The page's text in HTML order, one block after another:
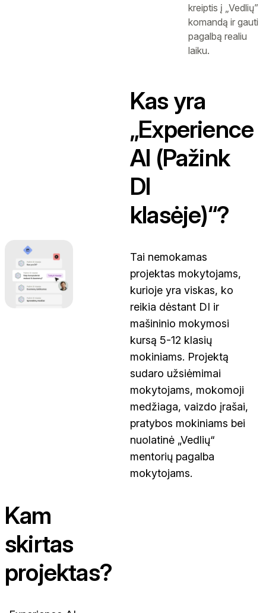
kreiptis į „Vedlių”
komandą ir gauti
pagalbą realiu
laiku.
Kas yra
„Experience
AI (Pažink
DI
klasėje)“?
Tai nemokamas
projektas mokytojams,
kurioje yra viskas, ko
reikia dėstant DI ir
mašininio mokymosi
kursą 5-12 klasių
mokiniams. Projektą
sudaro užsiėmimai
mokytojams, mokomoji
medžiaga, vaizdo įrašai,
pratybos mokiniams bei
nuolatinė „Vedlių“
mentorių pagalba
mokytojams.
Kam
skirtas
projektas?